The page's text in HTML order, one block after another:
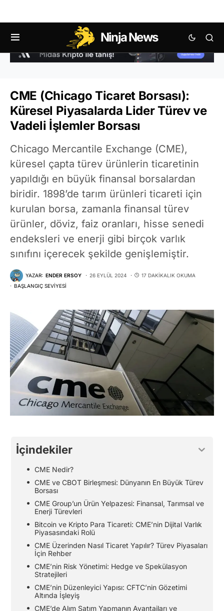
Ninja News
CME (Chicago Ticaret Borsası):
Küresel Piyasalarda Lider Türev ve
Vadeli İşlemler Borsası
Chicago Mercantile Exchange (CME),
küresel çapta türev ürünlerin ticaretinin
yapıldığı en büyük finansal borsalardan
biridir. 1898’de tarım ürünleri ticareti için
kurulan borsa, zamanla finansal türev
ürünler, döviz, faiz oranları, hisse senedi
endeksleri ve enerji gibi birçok varlık
sınıfını içerecek şekilde genişlemiştir.
YAZAR: ENDER ERSOY 26 EYLÜL 2024
17 DAKIKALIK OKUMA
BAŞLANGIÇ SEVIYESI
İçindekiler
CME Nedir?
CME ve CBOT Birleşmesi: Dünyanın En Büyük Türev
Borsası
CME Group’un Ürün Yelpazesi: Finansal, Tarımsal ve
Enerji Türevleri
Bitcoin ve Kripto Para Ticareti: CME’nin Dijital Varlık
Piyasasındaki Rolü
CME Üzerinden Nasıl Ticaret Yapılır? Türev Piyasaları
İçin Rehber
CME’nin Risk Yönetimi: Hedge ve Spekülasyon
Stratejileri
CME’nin Düzenleyici Yapısı: CFTC’nin Gözetimi
Altında İşleyiş
CME’de Alım Satım Yapmanın Avantajları ve